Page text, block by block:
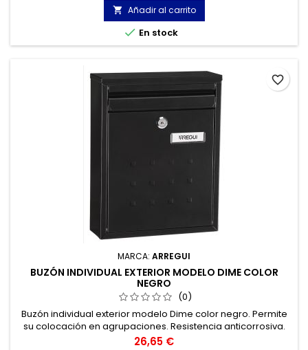
 Añadir al carrito
 En stock
MARCA: ARREGUI
BUZÓN INDIVIDUAL EXTERIOR MODELO DIME COLOR
NEGRO
(0)
Buzón individual exterior modelo Dime color negro. Permite
su colocación en agrupaciones. Resistencia anticorrosiva.
Precio
26,65 €
favorite_border